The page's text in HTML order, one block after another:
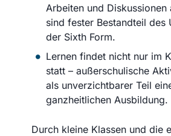
Arbeiten und Diskussionen
sind fester Bestandteil des
der Sixth Form.
Lernen findet nicht nur im
statt – außerschulische
als unverzichtbarer Teil
ganzheitlichen Ausbildung.
Durch kleine Klassen und die